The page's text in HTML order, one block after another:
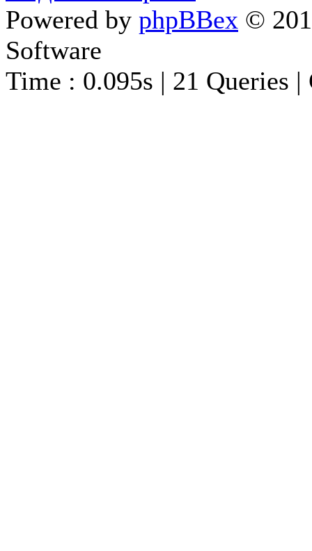
Powered by phpBBex ©
Software
Time : 0.095s | 21 Queries